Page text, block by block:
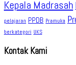
Kepala Madrasah
pelajaran PPDB Pramuka
berkategori UKS
Kontak Kami